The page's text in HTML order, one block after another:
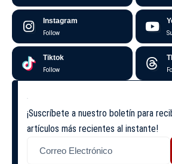
Instagram
Follow
Tiktok
Follow
¡Suscríbete a nuestro boletín para
artículos más recientes al instante!